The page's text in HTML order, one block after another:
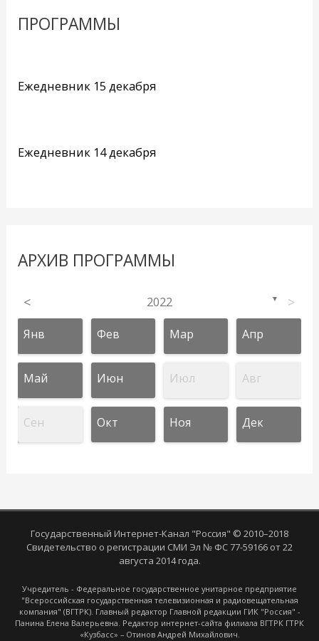
ПРОГРАММЫ
Ежедневник 15 декабря
Ежедневник 14 декабря
АРХИВ ПРОГРАММЫ
< 2022 ▼ >
Янв Фев Мар Апр
Май Июн Июл Авг
Сен Окт Ноя Дек
Государственный Интернет-Канал "Россия" © 2010–2018
Свидетельство о регистрации СМИ Эл № ФС 77-59166 от 22
августа 2014 года.
Учредитель - Федеральное государственное унитарное предприятие
"Всероссийская государственная телевизионная и радиовещательная
компания" (ВГТРК). Главный редактор Главной редакции ГИК "Россия" -
Панина Елена Валерьевна. Редактор интернет-сайта филиала ВГТРК ГТРК
«Кузбасс» – Отинов Андрей Михайлович.